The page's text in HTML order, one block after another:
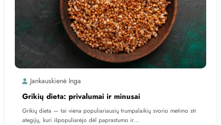
Jankauskienė Inga
Grikių dieta: privalumai ir minusai
Grikių dieta — tai viena populiariausių trumpalaikių svorio metimo str
ategijų, kuri išpopuliarėjo dėl paprastumo ir…